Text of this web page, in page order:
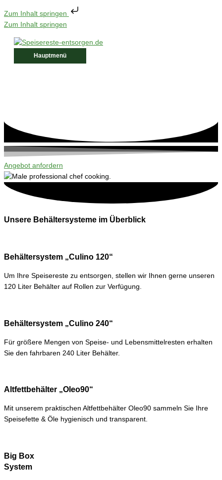
Zum Inhalt springen
Zum Inhalt springen
Hauptmenü
Angebot anfordern
Unsere Behältersysteme im Überblick
Behältersystem „Culino 120“
Um Ihre Speisereste zu entsorgen, stellen wir Ihnen gerne unseren
120 Liter Behälter auf Rollen zur Verfügung.
Behältersystem „Culino 240“
Für größere Mengen von Speise- und Lebensmittelresten erhalten
Sie den fahrbaren 240 Liter Behälter.
Altfettbehälter „Oleo90“
Mit unserem praktischen Altfettbehälter Oleo90 sammeln Sie Ihre
Speisefette & Öle hygienisch und transparent.
Big Box
System